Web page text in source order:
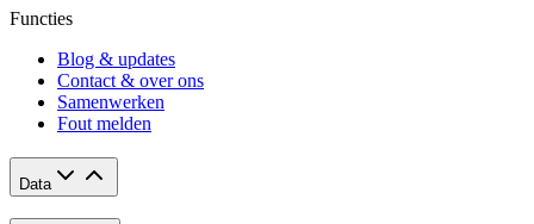
Functies
Blog & updates
Contact & over ons
Samenwerken
Fout melden
Data